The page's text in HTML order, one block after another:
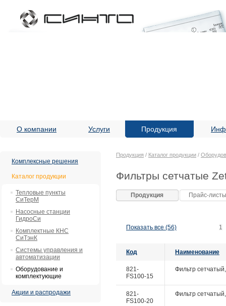
О компании Услуги Продукция
Комплексные решения
Каталог продукции
Тепловые пункты
СиТерМ
Насосные станции
ГидроСи
Комплектные КНС
СиТэнК
Системы управления и
автоматизации
Оборудование и
комплектующие
Акции и распродажи
Продукция / Каталог продукции /
Фильтры сетчатые
Продукция Прайс-
Показать все (56) 1
Код Наименование
821-
FS100-15
Фильтр
821-
FS100-20
Фильтр